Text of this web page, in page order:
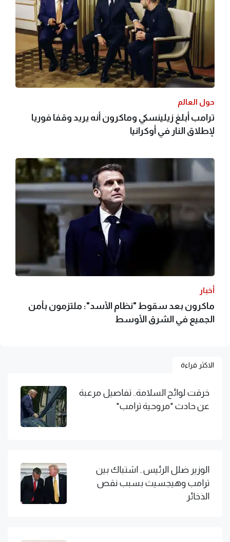
حول العالم
ترامب أبلغ زيلينسكي وماكرون أنه يريد وقفا فوريا
لإطلاق النار في أوكرانيا
أخبار
ماكرون بعد سقوط "نظام الأسد": ملتزمون بأمن
الجميع في الشرق الأوسط
الاكثر قراءة
خرقت لوائح السلامة.. تفاصيل مرعبة
عن حادث "مروحية ترامب"
الوزير ضلل الرئيس.. اشتباك بين
ترامب وهيجسيث بسبب نقص
الذخائر